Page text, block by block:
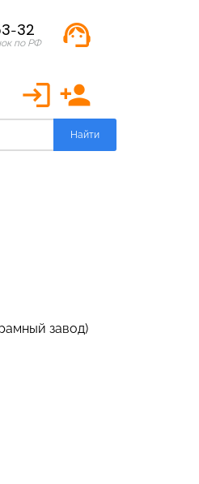
32
по РФ support_agent
login person_add
Найти
завод)